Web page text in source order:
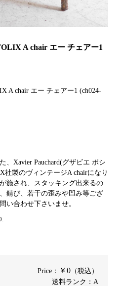
A chair エー チェアー1
A chair エー チェアー1 (ch024-
、 Xavier Pauchard(グザビエ ポシ
社製のヴィンテージA chairになり
施され、スタッキング出来るの
錆び、若干の歪みや凹み等ござ
い合わせ下さいませ。
Price： ￥0 （税込）
送料ランク：A